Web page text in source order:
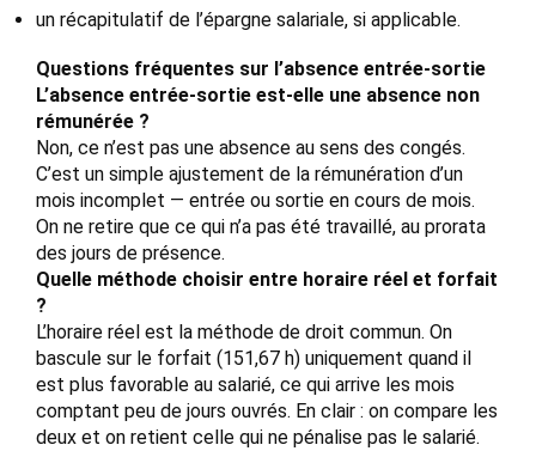
un récapitulatif de l’épargne salariale, si applicable.
Questions fréquentes sur l’absence entrée-sortie
L’absence entrée-sortie est-elle une absence non
rémunérée ?
Non, ce n’est pas une absence au sens des congés.
C’est un simple ajustement de la rémunération d’un
mois incomplet — entrée ou sortie en cours de mois.
On ne retire que ce qui n’a pas été travaillé, au prorata
des jours de présence.
Quelle méthode choisir entre horaire réel et forfait
?
L’horaire réel est la méthode de droit commun. On
bascule sur le forfait (151,67 h) uniquement quand il
est plus favorable au salarié, ce qui arrive les mois
comptant peu de jours ouvrés. En clair : on compare les
deux et on retient celle qui ne pénalise pas le salarié.